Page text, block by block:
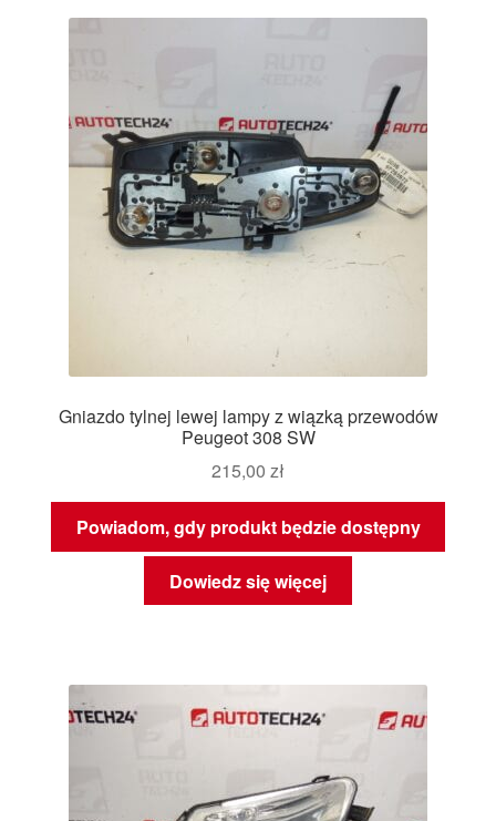
Gniazdo tylnej lewej lampy z wiązką przewodów
Peugeot 308 SW
215,00 zł
Powiadom, gdy produkt będzie dostępny
Dowiedz się więcej